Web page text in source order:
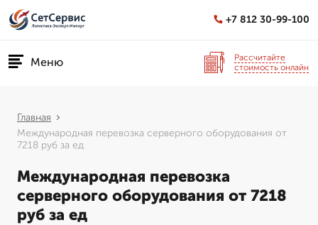
+7 812 30-99-100
Меню
Рассчитайте
стоимость онлайн
Главная
Международная перевозка серверного оборудования от
7218 руб за ед
Международная перевозка
серверного оборудования от 7218
руб за ед